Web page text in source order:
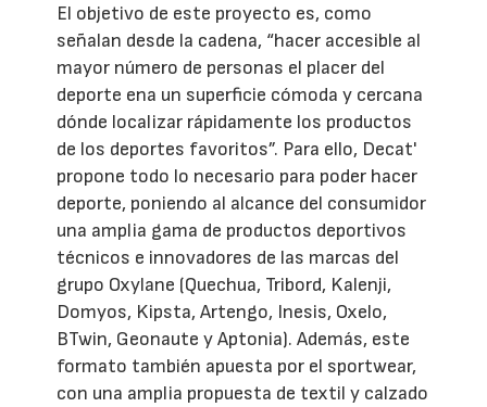
El objetivo de este proyecto es, como
señalan desde la cadena, “hacer accesible al
mayor número de personas el placer del
deporte ena un superficie cómoda y cercana
dónde localizar rápidamente los productos
de los deportes favoritos”. Para ello, Decat'
propone todo lo necesario para poder hacer
deporte, poniendo al alcance del consumidor
una amplia gama de productos deportivos
técnicos e innovadores de las marcas del
grupo Oxylane (Quechua, Tribord, Kalenji,
Domyos, Kipsta, Artengo, Inesis, Oxelo,
BTwin, Geonaute y Aptonia). Además, este
formato también apuesta por el sportwear,
con una amplia propuesta de textil y calzado